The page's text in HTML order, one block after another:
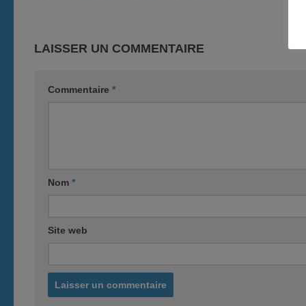
LAISSER UN COMMENTAIRE
Commentaire *
Nom *
Site web